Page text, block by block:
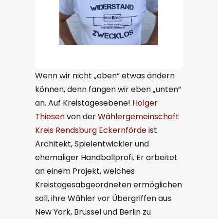
Wenn wir nicht „oben“ etwas ändern
können, denn fangen wir eben „unten“
an. Auf Kreistagesebene! Holger
Thiesenvon derWählergemeinschaft
Kreis Rendsburg Eckernfördeist
Architekt, Spielentwickler und
ehemaliger Handballprofi. Er arbeitet
an einem Projekt, welches
Kreistagesabgeordneten ermöglichen
soll, ihre Wähler vor Übergriffen aus
New York, Brüssel und Berlin zu